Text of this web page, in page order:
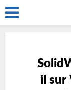
il sur